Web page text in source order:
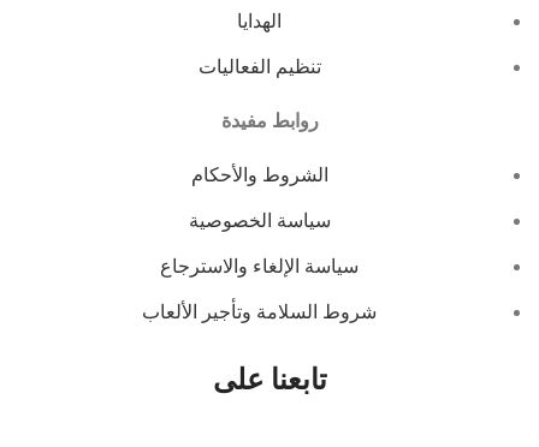
الهدايا
تنظيم الفعاليات
روابط مفيدة
الشروط والأحكام
سياسة الخصوصية
سياسة الإلغاء والاسترجاع
شروط السلامة وتأجير الألعاب
تابعنا على